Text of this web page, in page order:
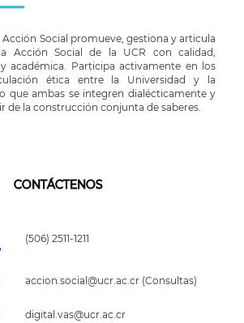
Acción Social promueve, gestiona y articula
Acción Social de la UCR con calidad,
académica. Participa activamente en los
ética entre la Universidad y la
que ambas se integren dialécticamente y
de la construcción conjunta de saberes.
CONTÁCTENOS
(506) 2511-1211
accion.social@ucr.ac.cr (Consultas)
digital.vas@ucr.ac.cr